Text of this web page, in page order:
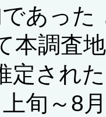
あっ
本調査
定され
旬～8